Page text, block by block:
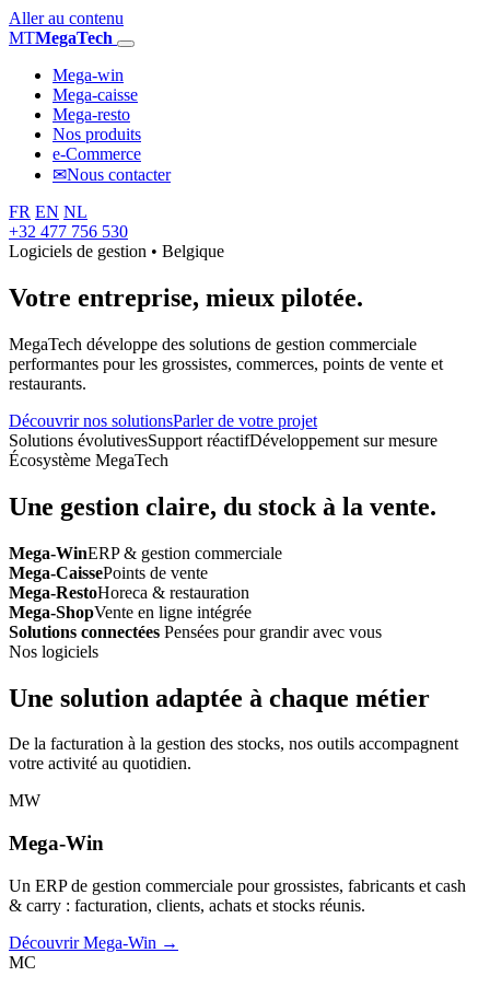
Aller au contenu
MTMegaTech
Mega-win
Mega-caisse
Mega-resto
Nos produits
e-Commerce
✉Nous contacter
FR EN NL
+32 477 756 530
Logiciels de gestion • Belgique
Votre entreprise, mieux pilotée.
MegaTech développe des solutions de gestion commerciale
performantes pour les grossistes, commerces, points de vente et
restaurants.
Découvrir nos solutionsParler de votre projet
Solutions évolutivesSupport réactifDéveloppement sur mesure
Écosystème MegaTech
Une gestion claire, du stock à la vente.
Mega-WinERP & gestion commerciale
Mega-CaissePoints de vente
Mega-RestoHoreca & restauration
Mega-ShopVente en ligne intégrée
Solutions connectées Pensées pour grandir avec vous
Nos logiciels
Une solution adaptée à chaque métier
De la facturation à la gestion des stocks, nos outils accompagnent
votre activité au quotidien.
MW
Mega-Win
Un ERP de gestion commerciale pour grossistes, fabricants et cash
& carry : facturation, clients, achats et stocks réunis.
Découvrir Mega-Win →
MC